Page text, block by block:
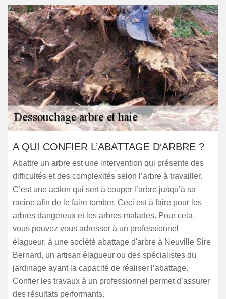
A QUI CONFIER L’ABATTAGE D‘ARBRE ?
Abattre un arbre est une intervention qui présente des
difficultés et des complexités selon l’arbre à travailler.
C’est une action qui sert à couper l’arbre jusqu’à sa
racine afin de le faire tomber. Ceci est à faire pour les
arbres dangereux et les arbres malades. Pour cela,
vous pouvez vous adresser à un professionnel
élagueur, à une société abattage d'arbre à Neuville Sire
Bernard, un artisan élagueur ou des spécialistes du
jardinage ayant la capacité de réaliser l’abattage.
Confier les travaux à un professionnel permet d’assurer
des résultats performants.